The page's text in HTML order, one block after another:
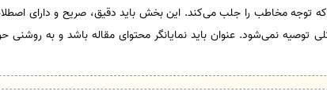
توجه مخاطب را جلب می‌کند. این بخش باید دقیق، صریح و دارای
توصیه نمی‌شود. عنوان باید نمایانگر محتوای مقاله باشد و به